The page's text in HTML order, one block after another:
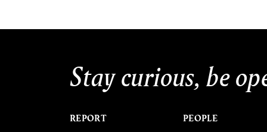
Stay curious, be
REPORT PEOPLE